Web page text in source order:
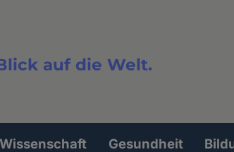
auf die Welt.
Wissenschaft Gesundheit